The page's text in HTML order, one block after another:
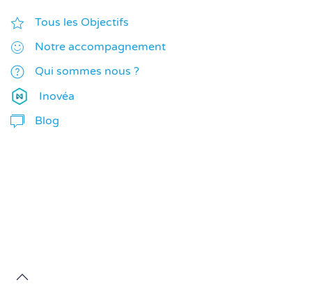
Tous les Objectifs
Notre accompagnement
Qui sommes nous ?
Inovéa
Blog